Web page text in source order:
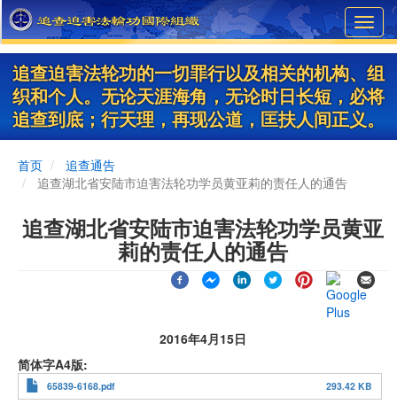
Skip
to
main
content
追查迫害法轮功的一切罪行以及相关的机构、组
织和个人。无论天涯海角，无论时日长短，必将
追查到底；行天理，再现公道，匡扶人间正义。
首页
追查通告
追查湖北省安陆市迫害法轮功学员黄亚莉的责任人的通告
追查湖北省安陆市迫害法轮功学员黄亚
莉的责任人的通告
2016年4月15日
简体字A4版
65839-6168.pdf 293.42 KB